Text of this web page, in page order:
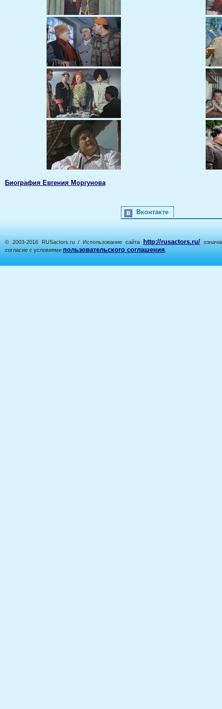
Биография Евгения Моргунова
Вконтакте
© 2003-2016 RUSactors.ru / Использование сайта http://rusactors.ru/
согласие с условиями пользовательского соглашения